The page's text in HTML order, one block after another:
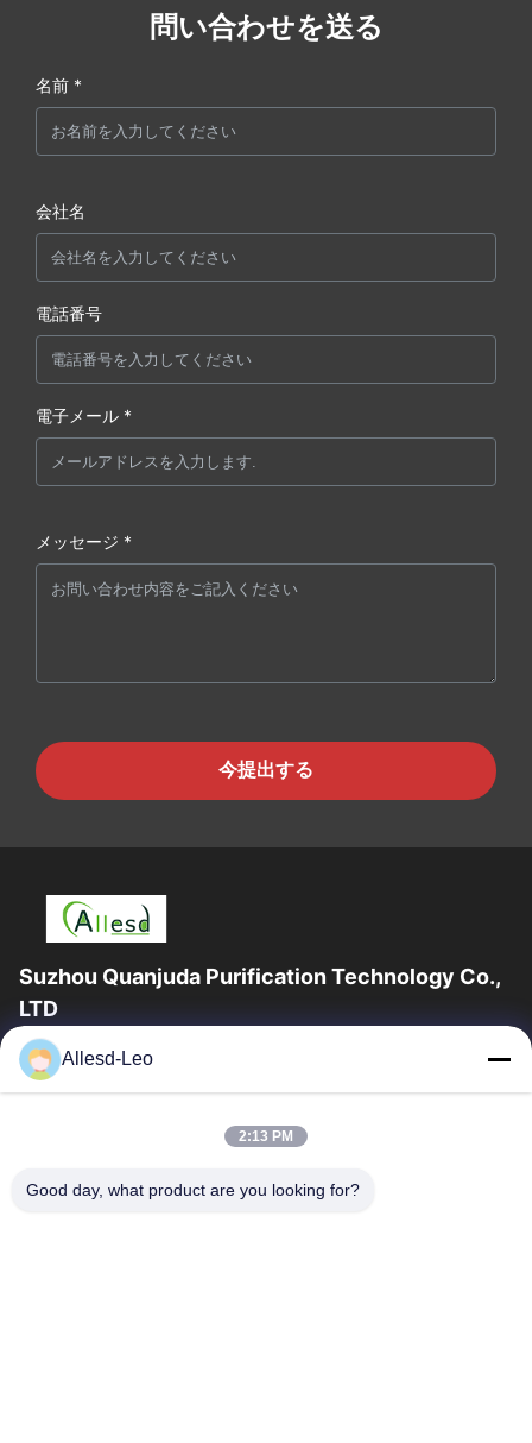
問い合わせを送る
名前 *
会社名
電話番号
電子メール *
メッセージ *
今提出する
Suzhou Quanjuda Purification Technology Co.,
LTD
ESDの一流の製造業者として16years経験、そして輸出業者及びク
リーンルーム プロダクト、私達はESDの実線を及びクリーンルー
家
製品
Allesd-Leo
2:13 PM
Good day, what product are you looking for?